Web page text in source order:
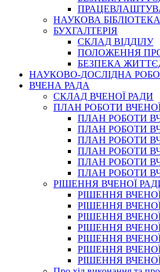
НАУКОВА БІБЛІОТЕКА
БУХГАЛТЕРІЯ
СКЛАД ВІДДІЛУ
ПОЛОЖЕННЯ ПРО
БЕЗПЕКА
НАУКОВО-ДОСЛІДНА
ВЧЕНА РАДА
СКЛАД ВЧЕНОЇ РАДИ
ПЛАН РОБОТИ
ПЛАН РОБОТИ
ПЛАН РОБОТИ
ПЛАН РОБОТИ
ПЛАН РОБОТИ
ПЛАН РОБОТИ
ПЛАН РОБОТИ
РІШЕННЯ ВЧЕНОЇ
РІШЕННЯ ВЧЕНОЇ
РІШЕННЯ ВЧЕНОЇ
РІШЕННЯ ВЧЕНОЇ
РІШЕННЯ ВЧЕНОЇ
РІШЕННЯ ВЧЕНОЇ
РІШЕННЯ ВЧЕНОЇ
РІШЕННЯ ВЧЕНОЇ